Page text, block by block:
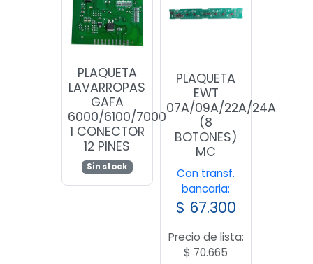
PLAQUETA
LAVARROPAS
GAFA
6000/6100/7000
1 CONECTOR
12 PINES
Sin stock
PLAQUETA
EWT
07A/09A/22A/24A
(8
BOTONES)
MC
Con transf.
bancaria:
$ 67.300
Precio de lista:
$ 70.665